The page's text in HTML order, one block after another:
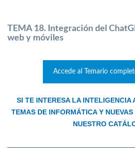
TEMA 18. Integración del
web y móviles
Accede al Temario
SI TE INTERESA LA INTELIGENCIA
TEMAS DE INFORMÁTICA Y
NUESTRO